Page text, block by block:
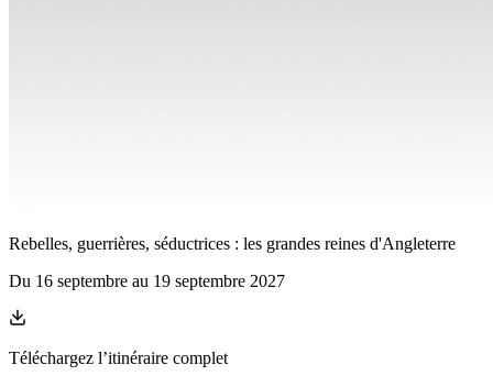
Rebelles, guerrières, séductrices : les grandes reines d'Angleterre
Du 16 septembre au 19 septembre 2027
Téléchargez l’itinéraire complet